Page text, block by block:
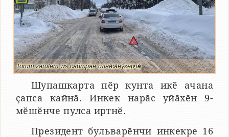
forum.zarulem.ws сайтран илнӗ сӑнӳкерчӗк
Шупашкарта пӗр кунта икӗ ачана
ҫапса кайнӑ. Инкек нарӑс уйӑхӗн 9-
мӗшӗнче пулса иртнӗ.
Президент бульварӗнчи инкекре 16